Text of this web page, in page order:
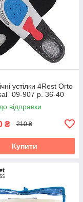
устілки 4Rest Orto
09-907 р. 36-40
відправки
₴ 210 ₴
Купити